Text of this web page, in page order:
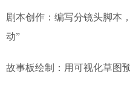
剧本创作：编写分镜头脚本
动”
故事板绘制：用可视化草图